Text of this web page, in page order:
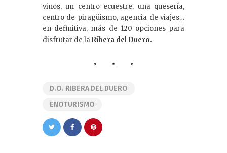
vinos, un centro ecuestre, una quesería,
centro de piragüismo, agencia de viajes…
en definitiva, más de 120 opciones para
disfrutar de laRibera del Duero.
D.O. RIBERA DEL DUERO
ENOTURISMO